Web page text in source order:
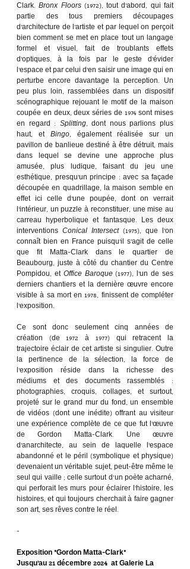
Clark. Bronx Floors (1972), tout d’abord, qui fait
partie des tous premiers découpages
d’architecture de l’artiste et par lequel on perçoit
bien comment se met en place tout un langage
formel et visuel, fait de troublants effets
d’optiques, à la fois par le geste d’évider
l’espace et par celui d’en saisir une image qui en
perturbe encore davantage la perception. Un
peu plus loin, rassemblées dans un dispositif
scénographique rejouant le motif de la maison
coupée en deux, deux séries de 1974 sont mises
en regard : Splitting, dont nous parlions plus
haut, et Bingo, également réalisée sur un
pavillon de banlieue destiné à être détruit, mais
dans lequel se devine une approche plus
amusée, plus ludique, faisant du jeu une
esthétique, presqu’un principe : avec sa façade
découpée en quadrillage, la maison semble en
effet ici celle d’une poupée, dont on verrait
l’intérieur, un puzzle à reconstituer, une mise au
carreau hyperbolique et fantasque. Les deux
interventions Conical Intersect (1975), que l’on
connaît bien en France puisqu’il s’agit de celle
que fit Matta-Clark dans le quartier de
Beaubourg, juste à côté du chantier du Centre
Pompidou, et Office Baroque (1977), l’un de ses
derniers chantiers et la dernière œuvre encore
visible à sa mort en 1978, finissent de compléter
l’exposition.
Ce sont donc seulement cinq années de
création (de 1972 à 1977) qui retracent la
trajectoire éclair de cet artiste si singulier. Outre
la pertinence de la sélection, la force de
l’exposition réside dans la richesse des
médiums et des documents rassemblés :
photographies, croquis, collages, et surtout,
projeté sur le grand mur du fond, un ensemble
de vidéos (dont une inédite) offrant au visiteur
une expérience complète de ce que fut l’œuvre
de Gordon Matta-Clark. Une œuvre
d’anarchitecte, au sein de laquelle l’espace
abandonné et le péril (symbolique et physique)
devenaient un véritable sujet, peut-être même le
seul qui vaille ; celle surtout d‘un poète acharné,
qui perforait les murs pour éclairer l’histoire, les
histoires, et qui toujours cherchait à faire gagner
son art, ses rêves contre le réel.
-
Exposition “Gordon Matta-Clark”
Jusqu’au 21 décembre 2024  at Galerie La